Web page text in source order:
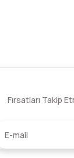
Fırsatları Takip